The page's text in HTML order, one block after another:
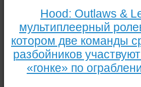
Hood: Outlaws &
мультиплеерный
котором две команды
разбойников
«гонке» по